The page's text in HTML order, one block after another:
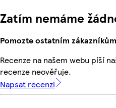
Zatím nemáme
Pomozte ostatním zákazníkům
Recenze na našem webu píší
recenze neověřuje.
Napsat recenzi